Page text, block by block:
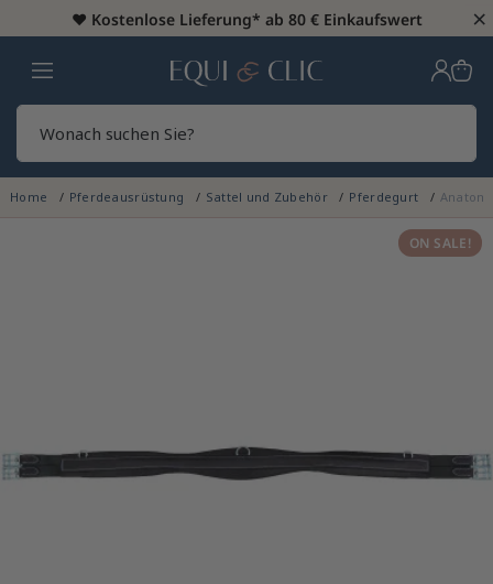
♥️ Kostenlose Lieferung* ab 80 € Einkaufswert ×
Heim
Home Pferdeausrüstung Sattel und Zubehör Pferdegurt
ON SALE!